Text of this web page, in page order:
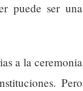
puede ser una
a la ceremonia
Pero